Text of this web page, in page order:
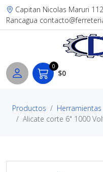
Capitan Nicolas Maruri
Rancagua
0
$0
Productos Herramientas
Alicate corte 6" 1000